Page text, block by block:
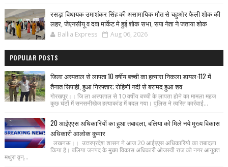
रसड़ा विधायक उमाशंकर सिंह की असामायिक मौत से चहुओर फैली शोक की
लहर, जेएनसीयू व दवा मार्केट मे हुई शोक सभा, सपा नेता ने जताया शोक
Ballia Express Aug 06, 2026
POPULAR POSTS
जिला अस्पताल से लापता 10 वर्षीय बच्ची का हत्यारा निकला डायल-112 में
तैनात सिपाही, हुआ गिरफ्तार; रोहिणी नदी से बरामद हुआ शव
गोरखपुर।। जि ला अस्पताल से 10 वर्षीय बच्ची के लापता होने का मामला महज
कुछ घंटों में सनसनीखेज हत्याकांड में बदल गया। पुलिस ने त्वरित कार्रवाई...
20 आईएएस अधिकारियों का हुआ तबादला, बलिया को मिले नये मुख्य विकास
अधिकारी आलोक कुमार
लखनऊ।। उत्तरप्रदेश शासन ने आज 20 आईएएस अधिकारियो का तबादला
किया है। बलिया जनपद के मुख्य विकास अधिकारी ओजस्वी राज को नगर आयुक्त
मथुरा वृन्...